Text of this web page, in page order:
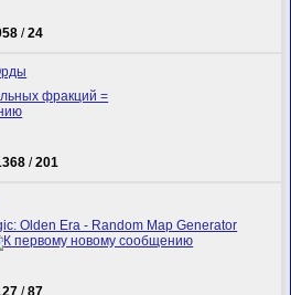
/24
фракций =
/201
Olden Era - Random Map Generator